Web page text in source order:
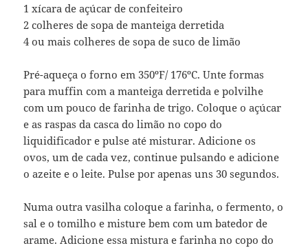
1 xícara de açúcar de confeiteiro
2 colheres de sopa de manteiga derretida
4 ou mais colheres de sopa de suco de limão
Pré-aqueça o forno em 350ºF/ 176ºC. Unte formas
para muffin com a manteiga derretida e polvilhe
com um pouco de farinha de trigo. Coloque o açúcar
e as raspas da casca do limão no copo do
liquidificador e pulse até misturar. Adicione os
ovos, um de cada vez, continue pulsando e adicione
o azeite e o leite. Pulse por apenas uns 30 segundos.
Numa outra vasilha coloque a farinha, o fermento, o
sal e o tomilho e misture bem com um batedor de
arame. Adicione essa mistura e farinha no copo do